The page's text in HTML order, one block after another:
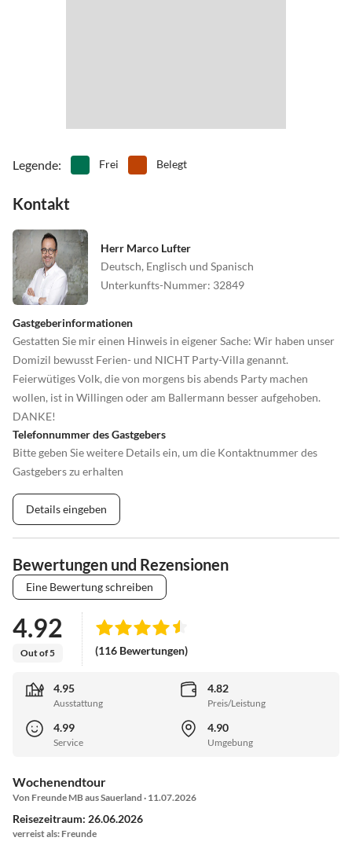
Legende: Frei Belegt
Kontakt
Herr Marco Lufter
Deutsch, Englisch und Spanisch
Unterkunfts-Nummer: 32849
Gastgeberinformationen
Gestatten Sie mir einen Hinweis in eigener Sache: Wir haben unser
Domizil bewusst Ferien- und NICHT Party-Villa genannt.
Feierwütiges Volk, die von morgens bis abends Party machen
wollen, ist in Willingen oder am Ballermann besser aufgehoben.
DANKE!
Telefonnummer des Gastgebers
Bitte geben Sie weitere Details ein, um die Kontaktnummer des
Gastgebers zu erhalten
Details eingeben
Bewertungen und Rezensionen
Eine Bewertung schreiben
4.92
Out of 5 (116 Bewertungen)
4.95
Ausstattung
4.82
Preis/Leistung
4.99
Service
4.90
Umgebung
Wochenendtour
Von Freunde MB aus Sauerland · 11.07.2026
Reisezeitraum: 26.06.2026
verreist als: Freunde